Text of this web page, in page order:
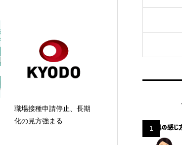
職場接種申請停止、長期
化の見方強まる
1